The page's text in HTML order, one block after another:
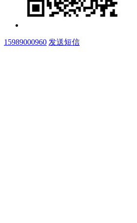
15989000960 发送短信